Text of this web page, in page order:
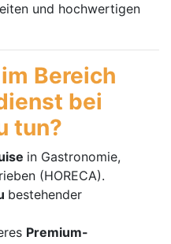
und hochwertigen
Bereich
bei
tun?
in Gastronomie,
(HORECA).
bestehender
Premium-